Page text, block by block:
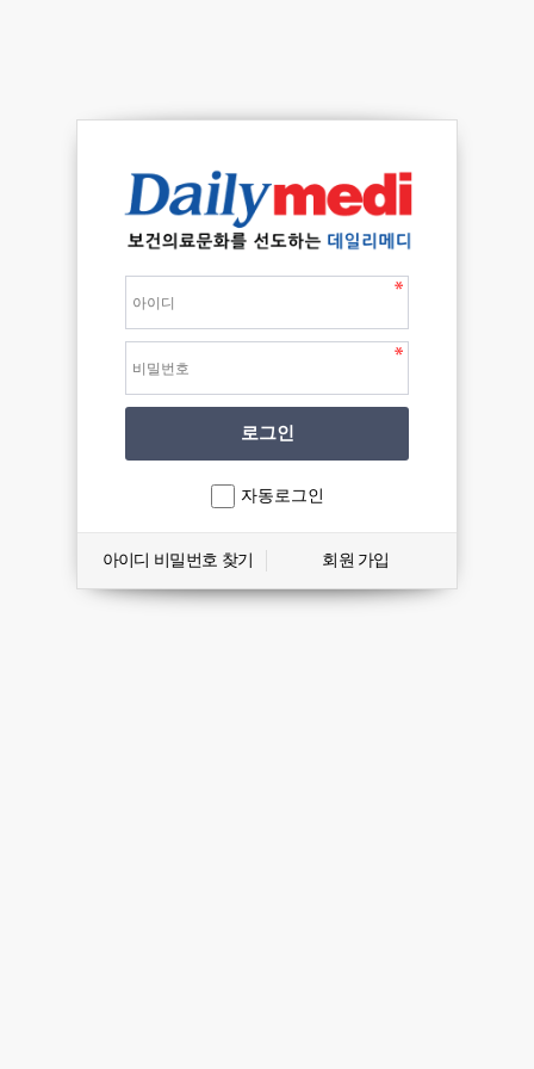
자동로그인
아이디 비밀번호 찾기 회원 가입